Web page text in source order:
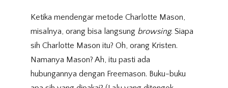
Ketika mendengar metode Charlotte Mason,
misalnya, orang bisa langsung browsing. Siapa
sih Charlotte Mason itu? Oh, orang Kristen.
Namanya Mason? Ah, itu pasti ada
hubungannya dengan Freemason. Buku-buku